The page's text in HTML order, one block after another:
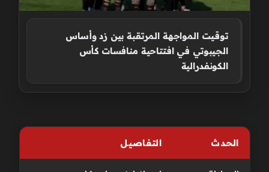
توقيت المواجهة المرتقبة بين زد وأساس
الجيبوتي في افتتاحية منافسات كأس
الكونفدرالية
الحدث التفاصيل